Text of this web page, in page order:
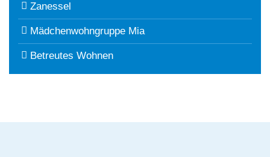
Zanessel
Mädchenwohngruppe Mia
Betreutes Wohnen